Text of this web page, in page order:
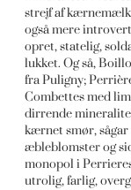
strejf af
også mere
opret, statelig,
lukket. Og så,
fra Puligny;
Combettes med
dirrende
kærnet smør, sågar
æbleblomster og
monopol i
utrolig, farlig,